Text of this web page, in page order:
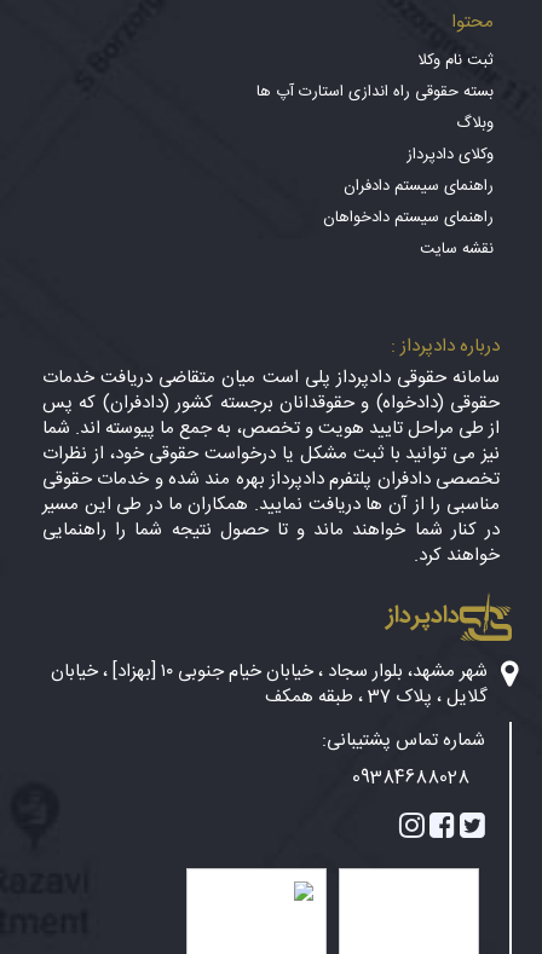
محتوا
ثبت نام وکلا
بسته حقوقی راه اندازی استارت آپ ها
وبلاگ
وکلای دادپرداز
راهنمای سیستم دادفران
راهنمای سیستم دادخواهان
نقشه سایت
درباره دادپرداز :
سامانه حقوقی دادپرداز پلی است میان متقاضی دریافت خدمات
حقوقی (دادخواه) و حقوقدانان برجسته کشور (دادفران) که پس
از طی مراحل تایید هویت و تخصص، به جمع ما پیوسته اند. شما
نیز می توانید با ثبت مشکل یا درخواست حقوقی خود، از نظرات
تخصصی دادفران پلتفرم دادپرداز بهره مند شده و خدمات حقوقی
مناسبی را از آن ها دریافت نمایید. همکاران ما در طی این مسیر
در کنار شما خواهند ماند و تا حصول نتیجه شما را راهنمایی
خواهند کرد.
دادپرداز
شهر مشهد، بلوار سجاد ، خیابان خیام جنوبی ۱۰ [بهزاد] ، خیابان
گلایل ، پلاک 37 ، طبقه همکف
شماره تماس پشتیبانی:
09384688028